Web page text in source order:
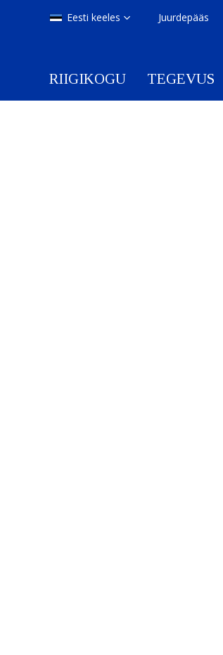
Juurdepääs
Eesti keeles
RIIGIKOGU TEGEVUS